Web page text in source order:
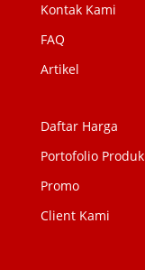
Kontak Kami
FAQ
Artikel
Daftar Harga
Portofolio Produk
Promo
Client Kami